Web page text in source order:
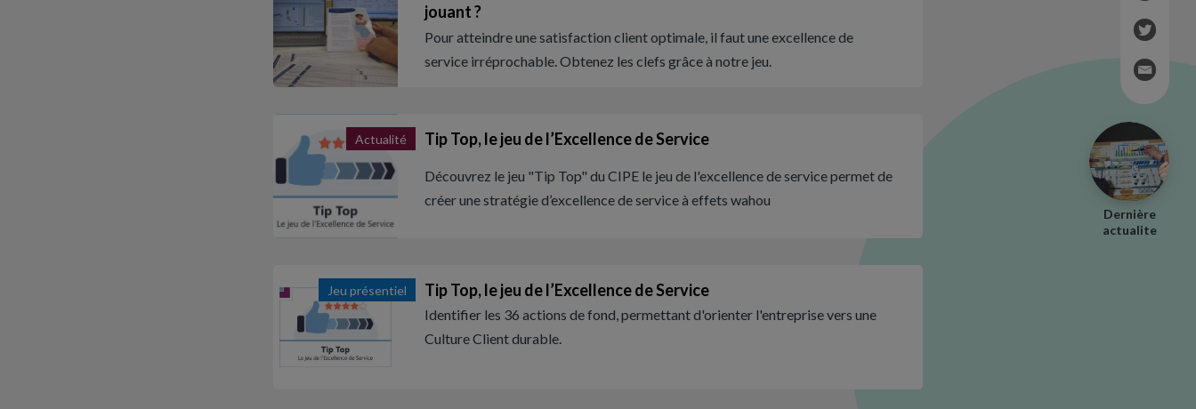
jouant ?
Pour atteindre une satisfaction client optimale, il faut une excellence de
service irréprochable. Obtenez les clefs grâce à notre jeu.
Actualité Tip Top, le jeu de l’Excellence de Service
Découvrez le jeu "Tip Top" du CIPE le jeu de l'excellence de service permet de
créer une stratégie d’excellence de service à effets wahou
Jeu présentiel Tip Top, le jeu de l’Excellence de Service
Identifier les 36 actions de fond, permettant d'orienter l'entreprise vers une
Culture Client durable.
Dernière
actualite